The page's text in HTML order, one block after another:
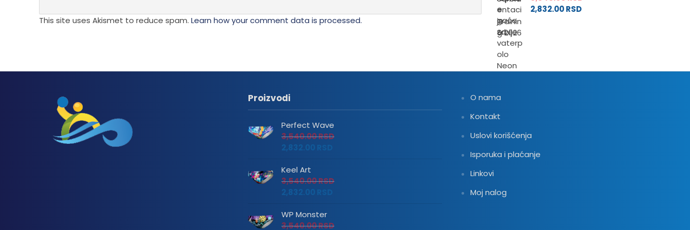
This site uses Akismet to reduce spam. Learn how your comment data is processed.
2,832.00RSD
Proizvodi
Perfect Wave
3,540.00RSD
2,832.00
Keel Art
3,540.00RSD
2,832.00
WP Monster
3,540.00RSD
O nama
Kontakt
Uslovi korišćenja
Isporuka i plaćanje
Linkovi
Moj nalog